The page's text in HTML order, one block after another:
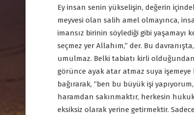
Ey insan senin yükselişin, değerin
meyvesi olan salih amel olmayınca,
imansız birinin söylediği gibi yaşamayı
seçmez yer Allahım,” der. Bu
umulmaz. Belki tabiatı kirli
görünce ayak atar atmaz suya
bağırarak, “ben bu büyük işi
haramdan sakınmaktır, herkesin
eksiksiz olarak yerine getirmektir.